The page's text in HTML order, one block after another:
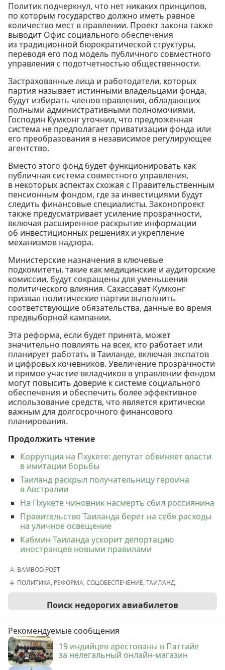
Политик подчеркнул, что нет никаких принципов,
по которым государство должно иметь равное
количество мест в правлении. Проект закона также
выводит Офис социального обеспечения
из традиционной бюрократической структуры,
переводя его под модель публичного совместного
управления с подотчетностью общественности.
Застрахованные лица и работодатели, которых
партия называет истинными владельцами фонда,
будут избирать членов правления, обладающих
полными административными полномочиями.
Господин Кумконг уточнил, что предложенная
система не предполагает приватизации фонда или
его преобразования в независимое регулирующее
агентство.
Вместо этого фонд будет функционировать как
публичная система совместного управления,
в некоторых аспектах схожая с Правительственным
пенсионным фондом, где за инвестициями будут
следить финансовые специалисты. Законопроект
также предусматривает усиление прозрачности,
включая расширенное раскрытие информации
об инвестиционных решениях и укрепление
механизмов надзора.
Министерские назначения в ключевые
подкомитеты, такие как медицинские и аудиторские
комиссии, будут сокращены для уменьшения
политического влияния. Сахассават Кумконг
призвал политические партии выполнить
соответствующие обязательства, данные во время
предвыборной кампании.
Эта реформа, если будет принята, может
значительно повлиять на всех, кто работает или
планирует работать в Таиланде, включая экспатов
и цифровых кочевников. Увеличение прозрачности
и прямое участие вкладчиков в управлении фондом
могут повысить доверие к системе социального
обеспечения и обеспечить более эффективное
использование средств, что является критически
важным для долгосрочного финансового
планирования.
Продолжить чтение
Коррупция на Пхукете: депутат обвиняет власти
в имитации борьбы
Таиланд раскрыл получательницу героина
в Австралии
На Пхукете чиновник насмерть сбил россиянина
Правительство Таиланда берет на себя расходы
на уличное освещение
Кабмин Таиланда ускорит депортацию
иностранцев новыми правилами
BAMBOO POST
ПОЛИТИКА, РЕФОРМА,СОЦОБЕСПЕЧЕНИЕ,ТАИЛАНД
Поиск недорогих авиабилетов
Рекомендуемые сообщения
19 индийцев арестованы в Паттайе
за нелегальный онлайн-магазин